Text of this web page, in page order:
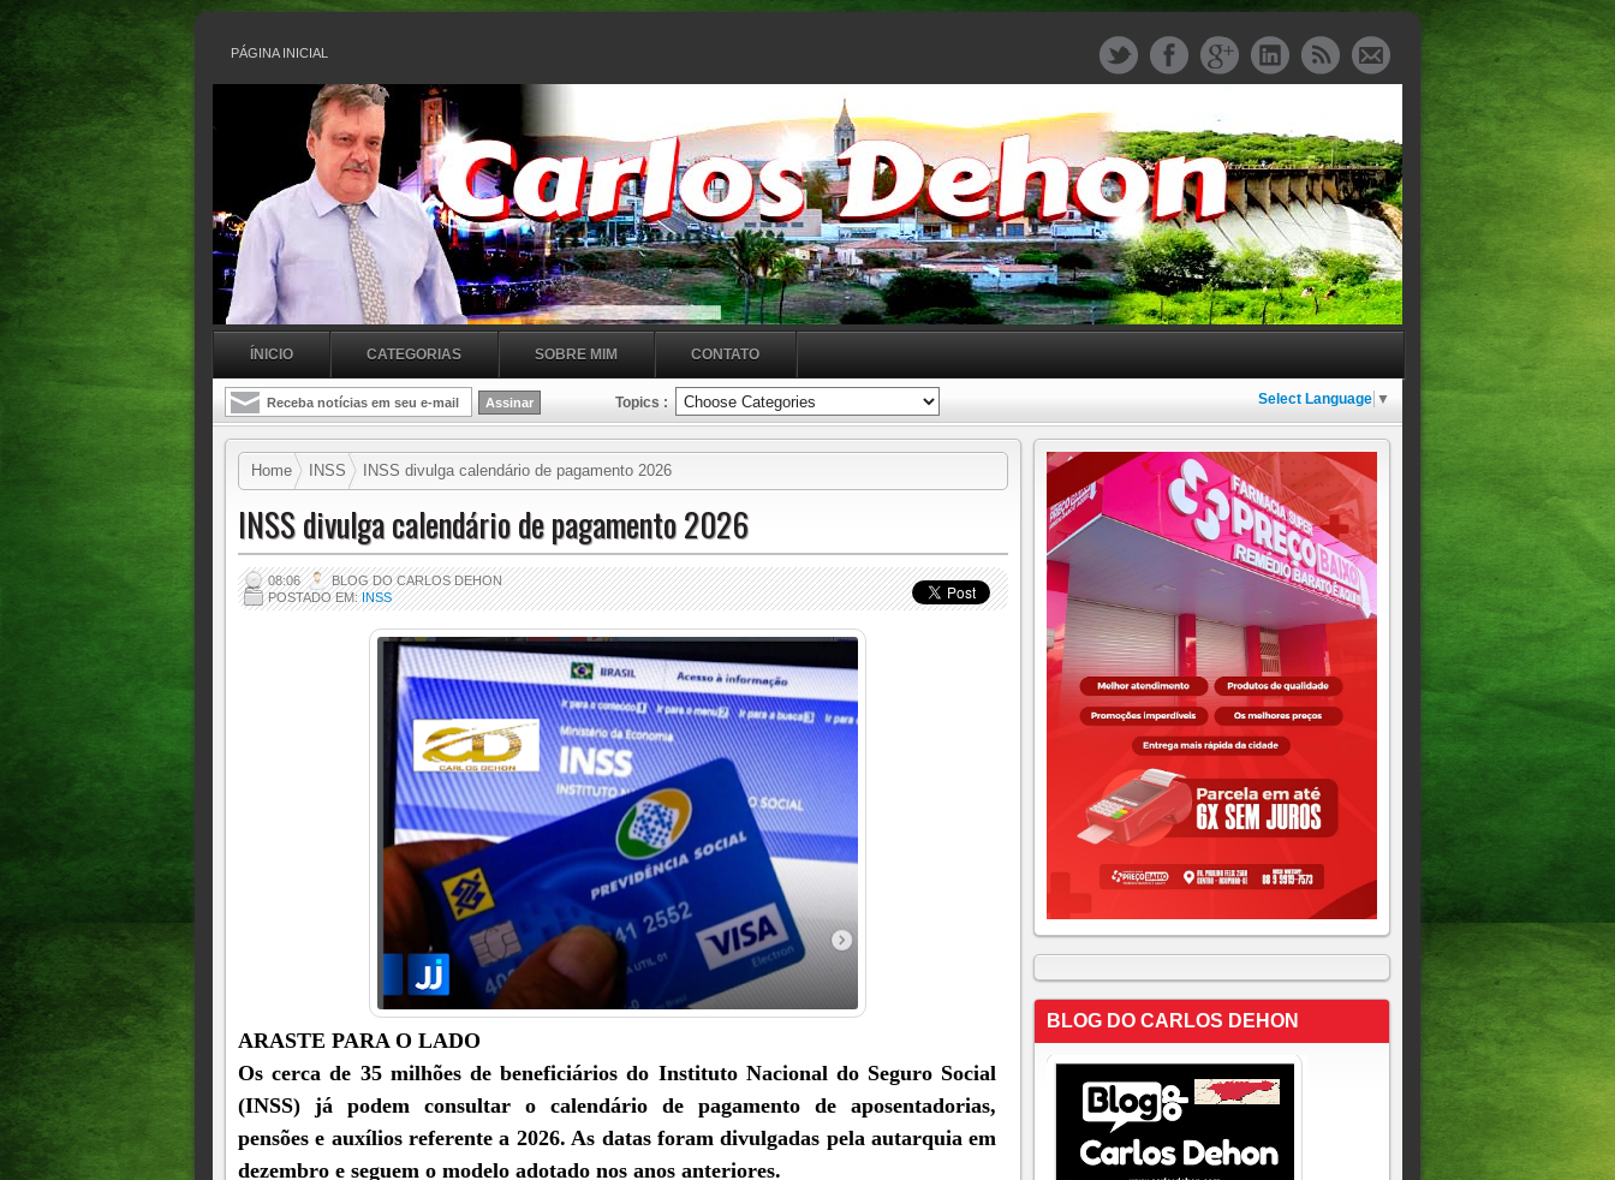
PÁGINA INICIAL
ÍNICIO CATEGORIAS SOBRE MIM CONTATO
Topics : Select Language ▼
Home INSS INSS divulga calendário de pagamento 2026
INSS divulga calendário de pagamento 2026
08:06
BLOG DO CARLOS DEHON
POSTADO EM:INSS
ARASTE PARA O LADO
Os cerca de 35 milhões de beneficiários do Instituto Nacional do Seguro Social
(INSS) já podem consultar o calendário de pagamento de aposentadorias,
pensões e auxílios referente a 2026. As datas foram divulgadas pela autarquia em
dezembro e seguem o modelo adotado nos anos anteriores.
BLOG DO CARLOS DEHON